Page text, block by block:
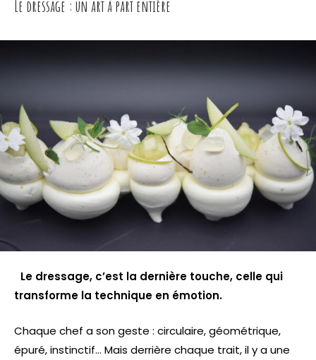
Le dressage : un art à part entière
Le dressage, c’est la dernière touche, celle qui
transforme la technique en émotion.
Chaque chef a son geste : circulaire, géométrique,
épuré, instinctif… Mais derrière chaque trait, il y a une